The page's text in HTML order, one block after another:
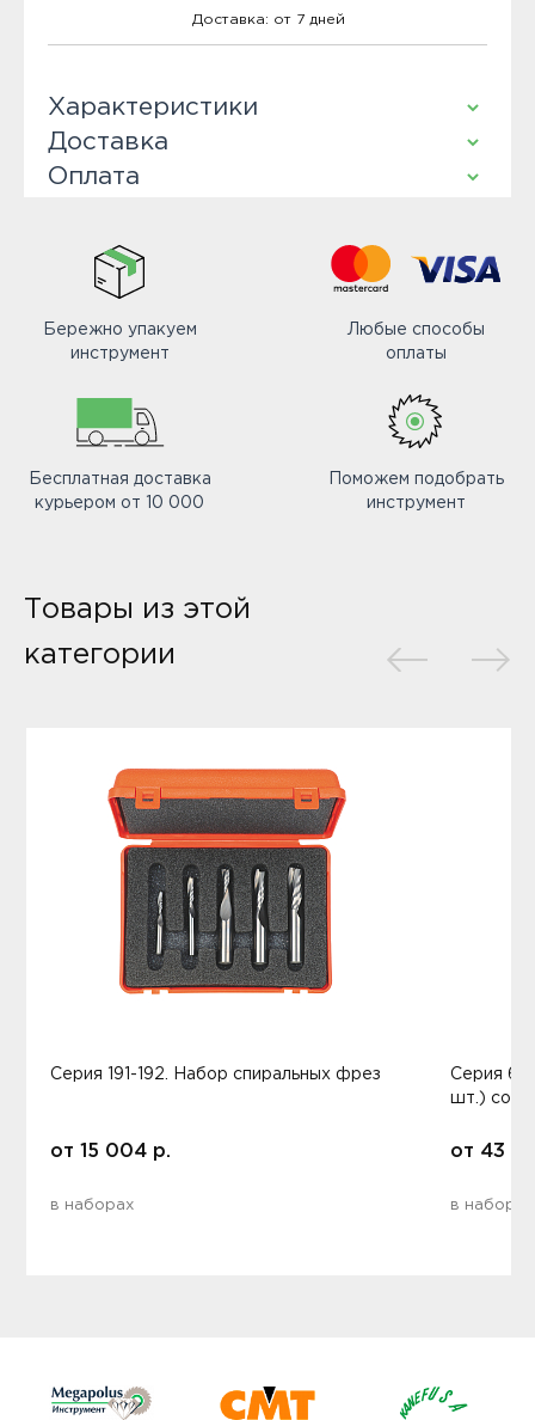
Доставка: от 7 дней
Характеристики
Доставка
Оплата
Бережно упакуем
инструмент
Любые способы
оплаты
Бесплатная доставка
курьером от 10 000
Поможем подобрать
инструмент
Товары из этой
категории
Серия 191-192. Набор спиральных фрез
от 15 004 р.
в наборах
Серия
шт.) со
от 43
в наборах